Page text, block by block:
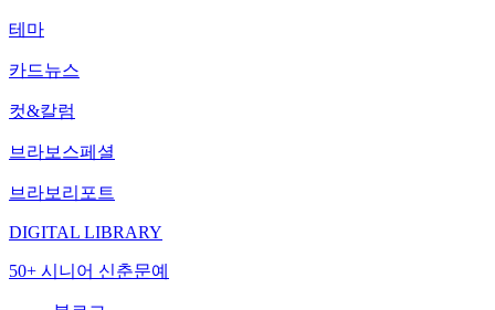
테마
카드뉴스
컷&칼럼
브라보스페셜
브라보리포트
DIGITAL LIBRARY
50+ 시니어 신춘문예